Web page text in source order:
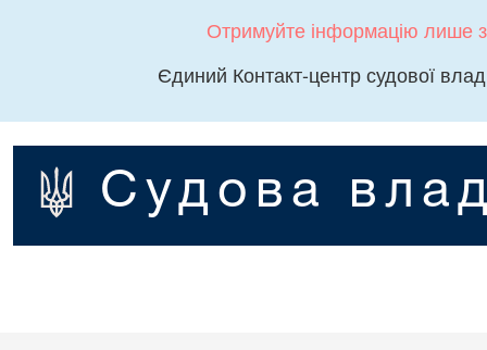
Отримуйте інформацію лише
Єдиний Контакт-центр судової
Судова